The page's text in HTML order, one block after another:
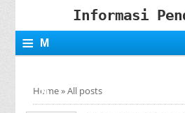
Informasi
≡ M
N
Home»All posts